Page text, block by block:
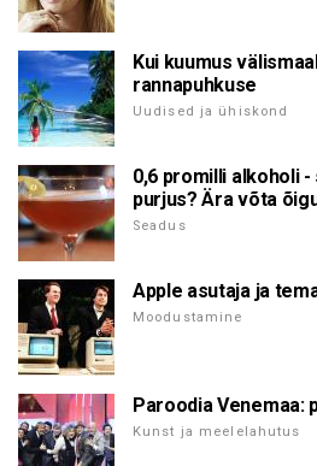
Kui kuumus
rannapuhkuse
Uudised ja ühiskond
0,6 promilli alkoholi
purjus? Ära võta
Seadus
Apple asutaja ja
Moodustamine
Paroodia Venemaa:
Kunst ja meelelahutus